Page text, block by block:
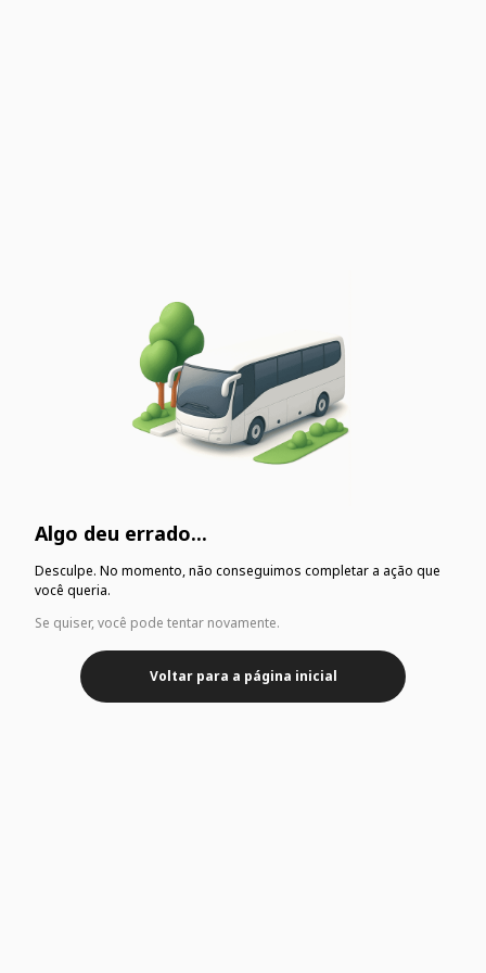
Algo deu errado...
Desculpe. No momento, não conseguimos completar a ação que
você queria.
Se quiser, você pode tentar novamente.
Voltar para a página inicial